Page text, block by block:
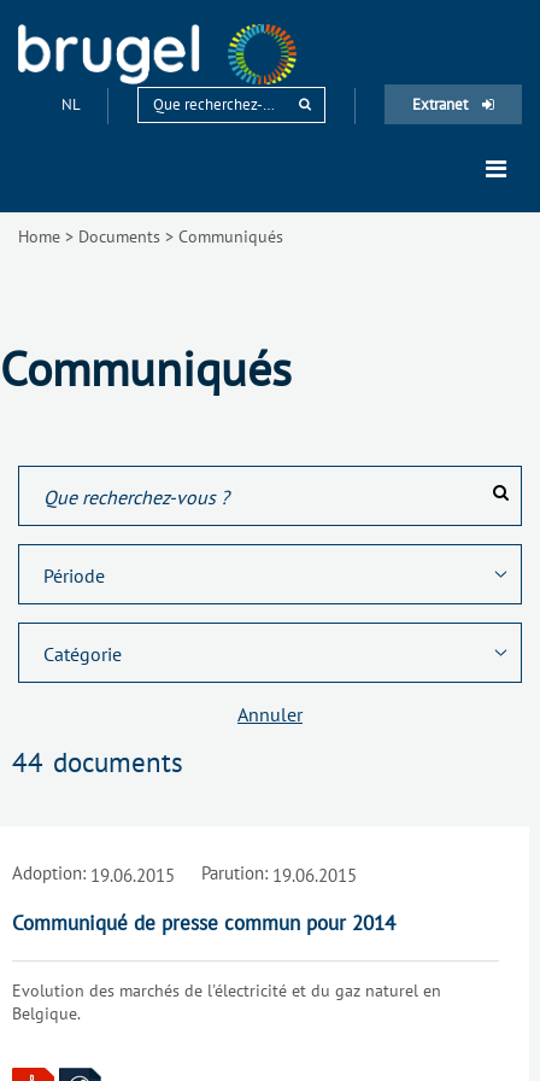
NL Extranet
Home > Documents > Communiqués
Communiqués
Annuler
44 documents
Adoption: 19.06.2015 Parution: 19.06.2015
Communiqué de presse commun pour 2014
Evolution des marchés de l'électricité et du gaz naturel en
Belgique.